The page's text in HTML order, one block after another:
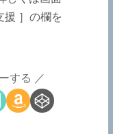
援 ］の欄を
する